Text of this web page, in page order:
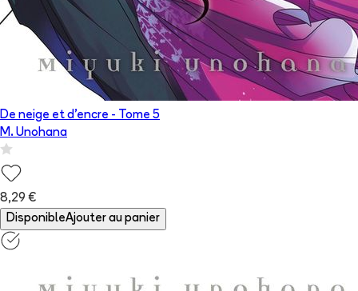
De neige et d'encre - Tome 5
M. Unohana
8,29 €
DisponibleAjouter au panier